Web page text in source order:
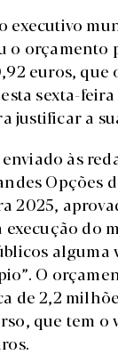
executivo
o orçamento
euros, que
sexta-
justificar a
às
Opções
2025,
execução do
alguma
O
de 2,2
que tem o